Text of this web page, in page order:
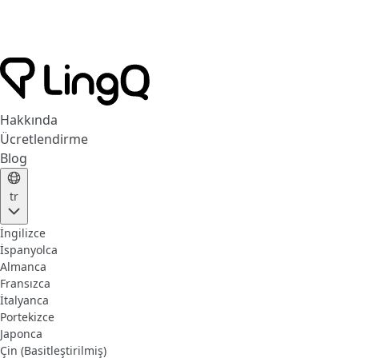
Hakkında
Ücretlendirme
Blog
tr
İngilizce
İspanyolca
Almanca
Fransızca
İtalyanca
Portekizce
Japonca
Çin (Basitleştirilmiş)